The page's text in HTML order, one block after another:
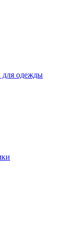
для одежды